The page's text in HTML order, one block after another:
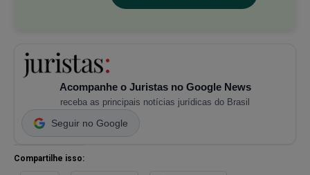
Acompanhe o Juristas no Google News
receba as principais notícias jurídicas do Brasil
Seguir no Google
Compartilhe isso: